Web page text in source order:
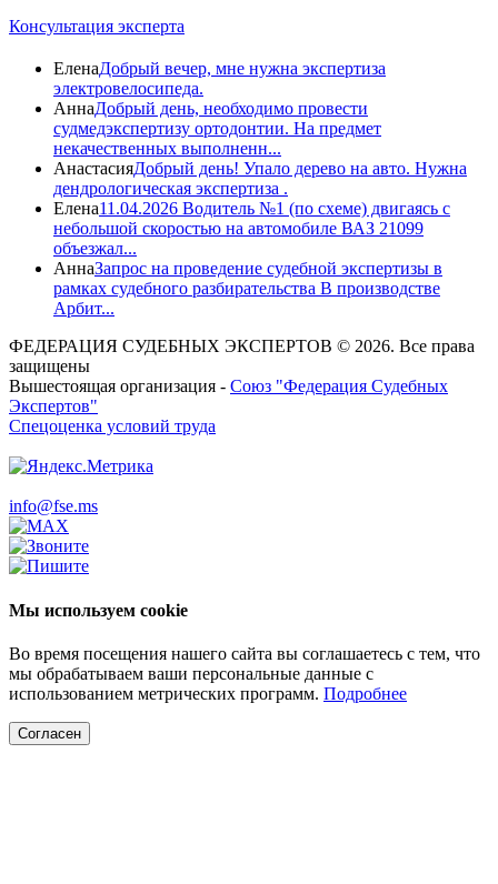
Консультация эксперта
ЕленаДобрый вечер, мне нужна экспертиза
электровелосипеда.
АннаДобрый день, необходимо провести
судмедэкспертизу ортодонтии. На предмет
некачественных выполненн...
АнастасияДобрый день! Упало дерево на авто. Нужна
дендрологическая экспертиза .
Елена11.04.2026 Водитель №1 (по схеме) двигаясь с
небольшой скоростью на автомобиле ВАЗ 21099
объезжал...
АннаЗапрос на проведение судебной экспертизы в
рамках судебного разбирательства В производстве
Арбит...
ФЕДЕРАЦИЯ СУДЕБНЫХ ЭКСПЕРТОВ © 2026. Все права
защищены
Вышестоящая организация - Союз "Федерация Судебных
Экспертов"
Спецоценка условий труда
info@fse.ms
Мы используем cookie
Во время посещения нашего сайта вы соглашаетесь с тем, что
мы обрабатываем ваши персональные данные с
использованием метрических программ. Подробнее
Согласен